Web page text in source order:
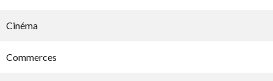
Cinéma
Commerces